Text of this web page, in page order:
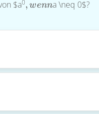
$a0, wenna \neq 0$?